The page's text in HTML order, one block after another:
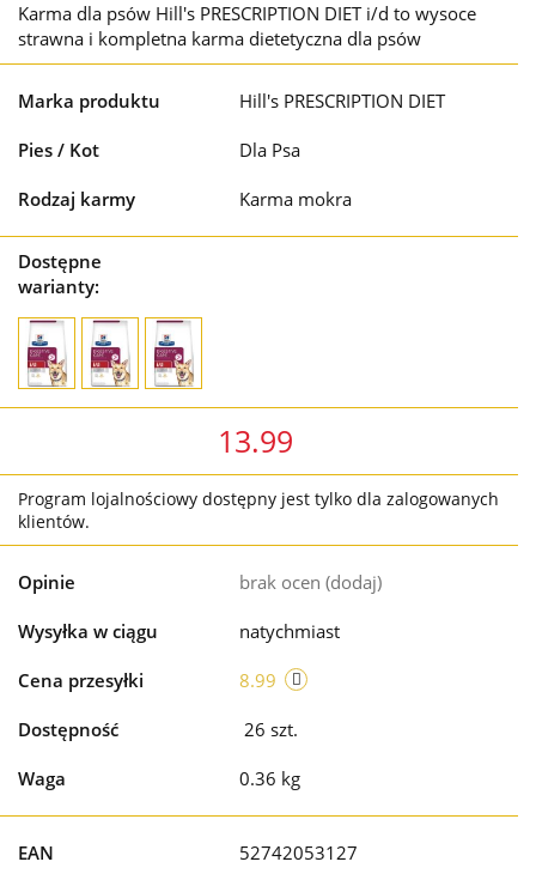
Karma dla psów Hill's PRESCRIPTION DIET i/d to wysoce
strawna i kompletna karma dietetyczna dla psów
Marka produktu Hill's PRESCRIPTION DIET
Pies / Kot Dla Psa
Rodzaj karmy Karma mokra
Dostępne
warianty:
13.99
Program lojalnościowy dostępny jest tylko dla zalogowanych
klientów.
Opinie brak ocen (dodaj)
Wysyłka w ciągu natychmiast
Cena przesyłki 8.99
Dostępność 26 szt.
Waga 0.36 kg
EAN 52742053127